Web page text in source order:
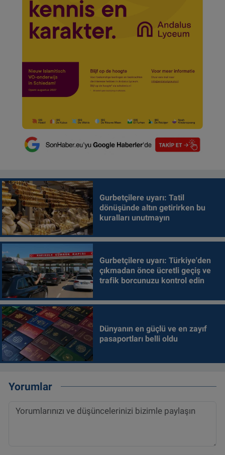
Gurbetçilere uyarı: Tatil
dönüşünde altın getirirken bu
kuralları unutmayın
Gurbetçilere uyarı: Türkiye'den
çıkmadan önce ücretli geçiş ve
trafik borcunuzu kontrol edin
Dünyanın en güçlü ve en zayıf
pasaportları belli oldu
Yorumlar